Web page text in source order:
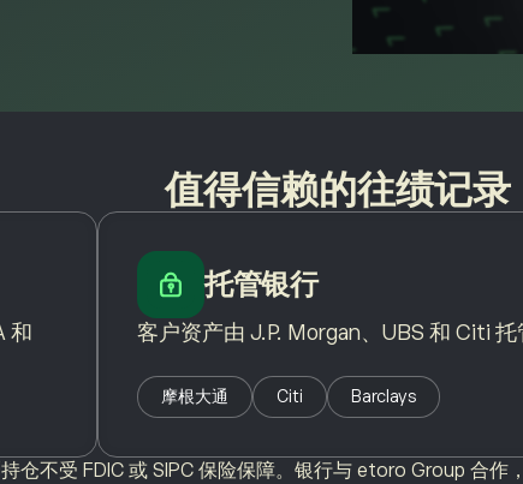
值得信赖的往绩记录
和
托管银行
客户资产由 J.P. Morgan、UBS 和 Citi 托
摩根大通 Citi Barclays
仓不受 FDIC 或 SIPC 保险保障。银行与 etoro Group 合作